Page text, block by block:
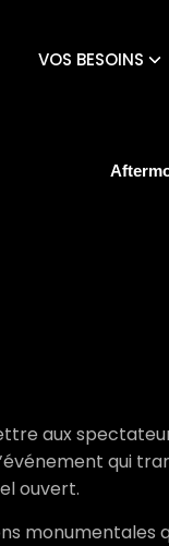
VOS BESOINS
aux
qui
ouvert.
monumentales